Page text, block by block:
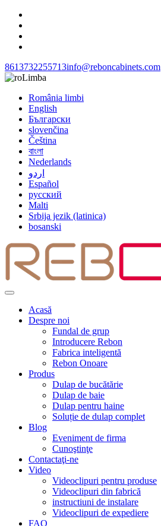
8613732255713info@reboncabinets.com
Limba
România limbi
English
Български
slovenčina
Čeština
বাংলা
Nederlands
اردو
Español
русский
Malti
Srbija jezik (latinica)
bosanski
Acasă
Despre noi
Fundal de grup
Introducere Rebon
Fabrica inteligentă
Rebon Onoare
Produs
Dulap de bucătărie
Dulap de baie
Dulap pentru haine
Soluție de dulap complet
Blog
Eveniment de firma
Cunoştinţe
Contactaţi-ne
Video
Videoclipuri pentru produse
Videoclipuri din fabrică
instructiuni de instalare
Videoclipuri de expediere
FAQ